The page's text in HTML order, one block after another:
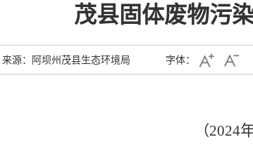
茂县固体废物污
来源：阿坝州茂县生态环境局 字体：
（2024